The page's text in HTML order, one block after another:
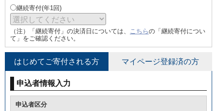
継続寄付(年1回)
（注）「継続寄付」の決済日については、 こちらの「継続寄付につい
て」をご確認ください。
はじめてご寄付される方 マイページ登録済の方
申込者情報入力
申込者区分